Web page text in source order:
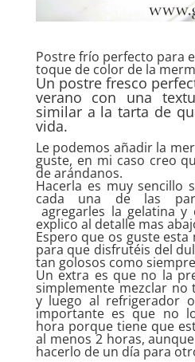
Postre frío perfecto para
toque de color de la
Un postre fresco
verano con una
similar a la tarta de
vida.
Le podemos añadir la
guste, en mi caso creo
de arándanos.
Hacerla es muy sencillo
cada una de las
agregarles la gelatina
explico al detalle mas
Espero que os guste
para que disfrutéis del
tan golosos como
Un extra es que no la
simplemente mezclar no
y luego al refrigerador
importante es que no
hora porque tiene que
al menos 2 horas,
hacerlo de un día para